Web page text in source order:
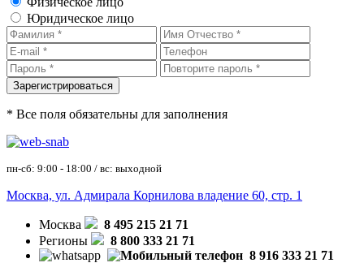
Юридическое лицо
* Все поля обязательны для заполнения
пн-сб: 9:00 - 18:00 / вс: выходной
Москва, ул. Адмирала Корнилова владение 60, стр. 1
Москва
8 495 215 21 71
Регионы
8 800 333 21 71
8 916 333 21 71